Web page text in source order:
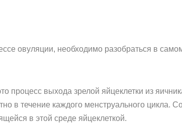
овуляции, необходимо разобраться в
процесс выхода зрелой яйцеклетки из
в течение каждого менструального цикла.
в этой среде яйцеклеткой.